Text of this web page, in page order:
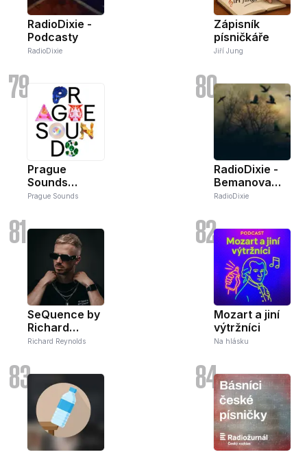
RadioDixie -
Podcasty
RadioDixie
Zápisník
písničkáře
Jiří Jung
79
Prague
Sounds
Spotlight
Prague Sounds
80
RadioDixie -
Bemanova
Noční můra
RadioDixie
81
SeQuence by
Richard
Reynolds
Richard Reynolds
82
Mozart a jiní
výtržníci
Na hlásku
83 84